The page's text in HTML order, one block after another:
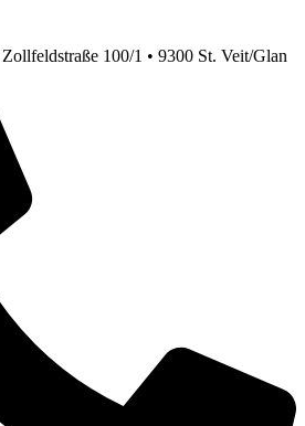
100/1 • 9300 St. Veit/Glan